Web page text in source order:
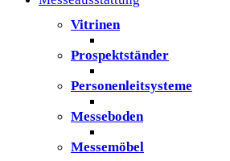
Vitrinen
Prospektständer
Personenleitsysteme
Messeboden
Messemöbel